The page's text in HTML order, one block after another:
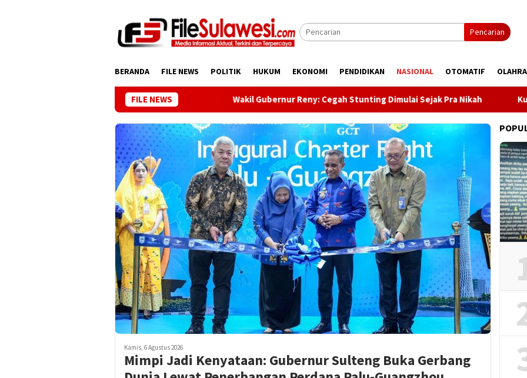
Pencarian
BERANDA FILE NEWS POLITIK HUKUM EKONOMI PENDIDIKAN NASIONAL OTOMATIF
FILE NEWS Wakil Gubernur Reny: Cegah Stunting Dimulai Sejak Pra Nikah Kunjungi Desa
Kamis, 6 Agustus 2026
Mimpi Jadi Kenyataan: Gubernur Sulteng Buka Gerbang